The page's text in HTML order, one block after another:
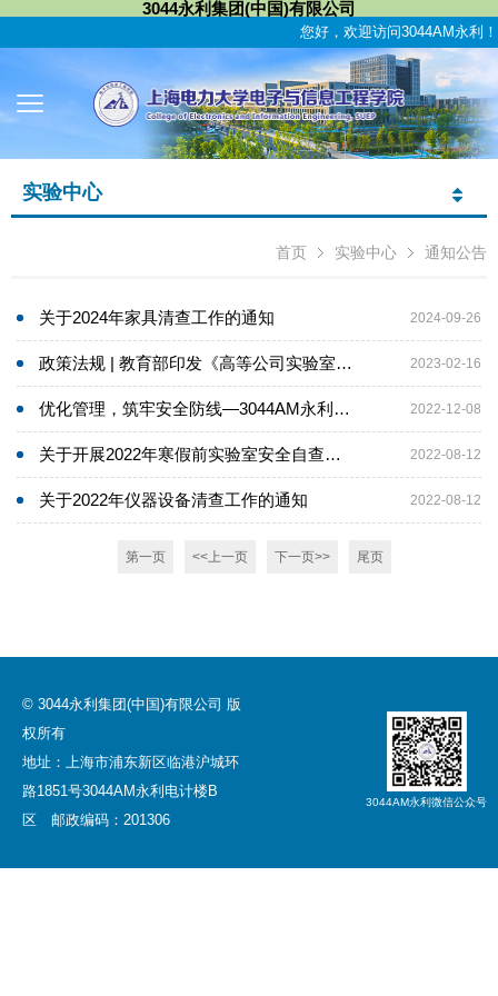
3044永利集团(中国)有限公司
您好，欢迎访问3044AM永利！
实验中心
首页 实验中心 通知公告
关于2024年家具清查工作的通知 2024-09-26
政策法规 | 教育部印发《高等公司实验室安全规范》 2023-02-16
优化管理，筑牢安全防线—​3044AM永利开展实验室消防安全应急演练 2022-12-08
关于开展2022年寒假前实验室安全自查工作的通知 2022-08-12
关于2022年仪器设备清查工作的通知 2022-08-12
第一页 <<上一页 下一页>> 尾页
© 3044永利集团(中国)有限公司 版
权所有
地址：上海市浦东新区临港沪城环
路1851号3044AM永利电计楼B
区 邮政编码：201306
​3044AM永利微信公众号